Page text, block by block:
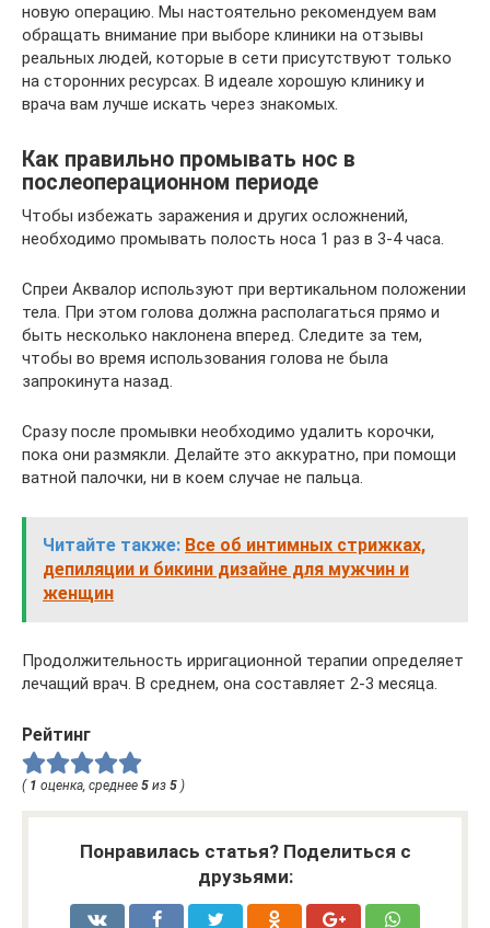
новую операцию. Мы настоятельно рекомендуем вам
обращать внимание при выборе клиники на отзывы
реальных людей, которые в сети присутствуют только
на сторонних ресурсах. В идеале хорошую клинику и
врача вам лучше искать через знакомых.
Как правильно промывать нос в
послеоперационном периоде
Чтобы избежать заражения и других осложнений,
необходимо промывать полость носа 1 раз в 3-4 часа.
Спреи Аквалор используют при вертикальном положении
тела. При этом голова должна располагаться прямо и
быть несколько наклонена вперед. Следите за тем,
чтобы во время использования голова не была
запрокинута назад.
Сразу после промывки необходимо удалить корочки,
пока они размякли. Делайте это аккуратно, при помощи
ватной палочки, ни в коем случае не пальца.
Читайте также: Все об интимных стрижках,
депиляции и бикини дизайне для мужчин и
женщин
Продолжительность ирригационной терапии определяет
лечащий врач. В среднем, она составляет 2-3 месяца.
Рейтинг
( 1 оценка, среднее 5 из 5 )
Понравилась статья? Поделиться с
друзьями: